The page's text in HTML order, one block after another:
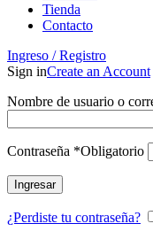
Tienda
Contacto
Ingreso / Registro
Sign inCreate an Account
Nombre de usuario o
Contraseña *Obligatorio
Ingresar
¿Perdiste tu contraseña?